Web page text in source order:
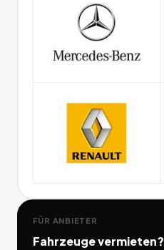
FÜR ANBIETER
Fahrzeugevermieten?